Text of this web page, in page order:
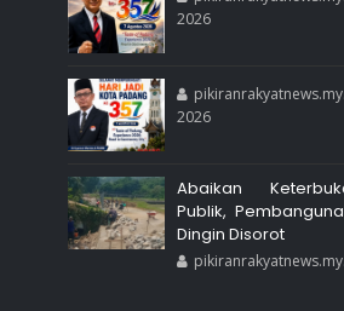
2026
2026
Abaikan
Publik,
Dingin Disorot